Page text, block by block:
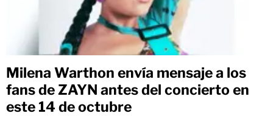
Milena Warthon envía mensaje a los
fans de ZAYN antes del concierto en
este 14 de octubre